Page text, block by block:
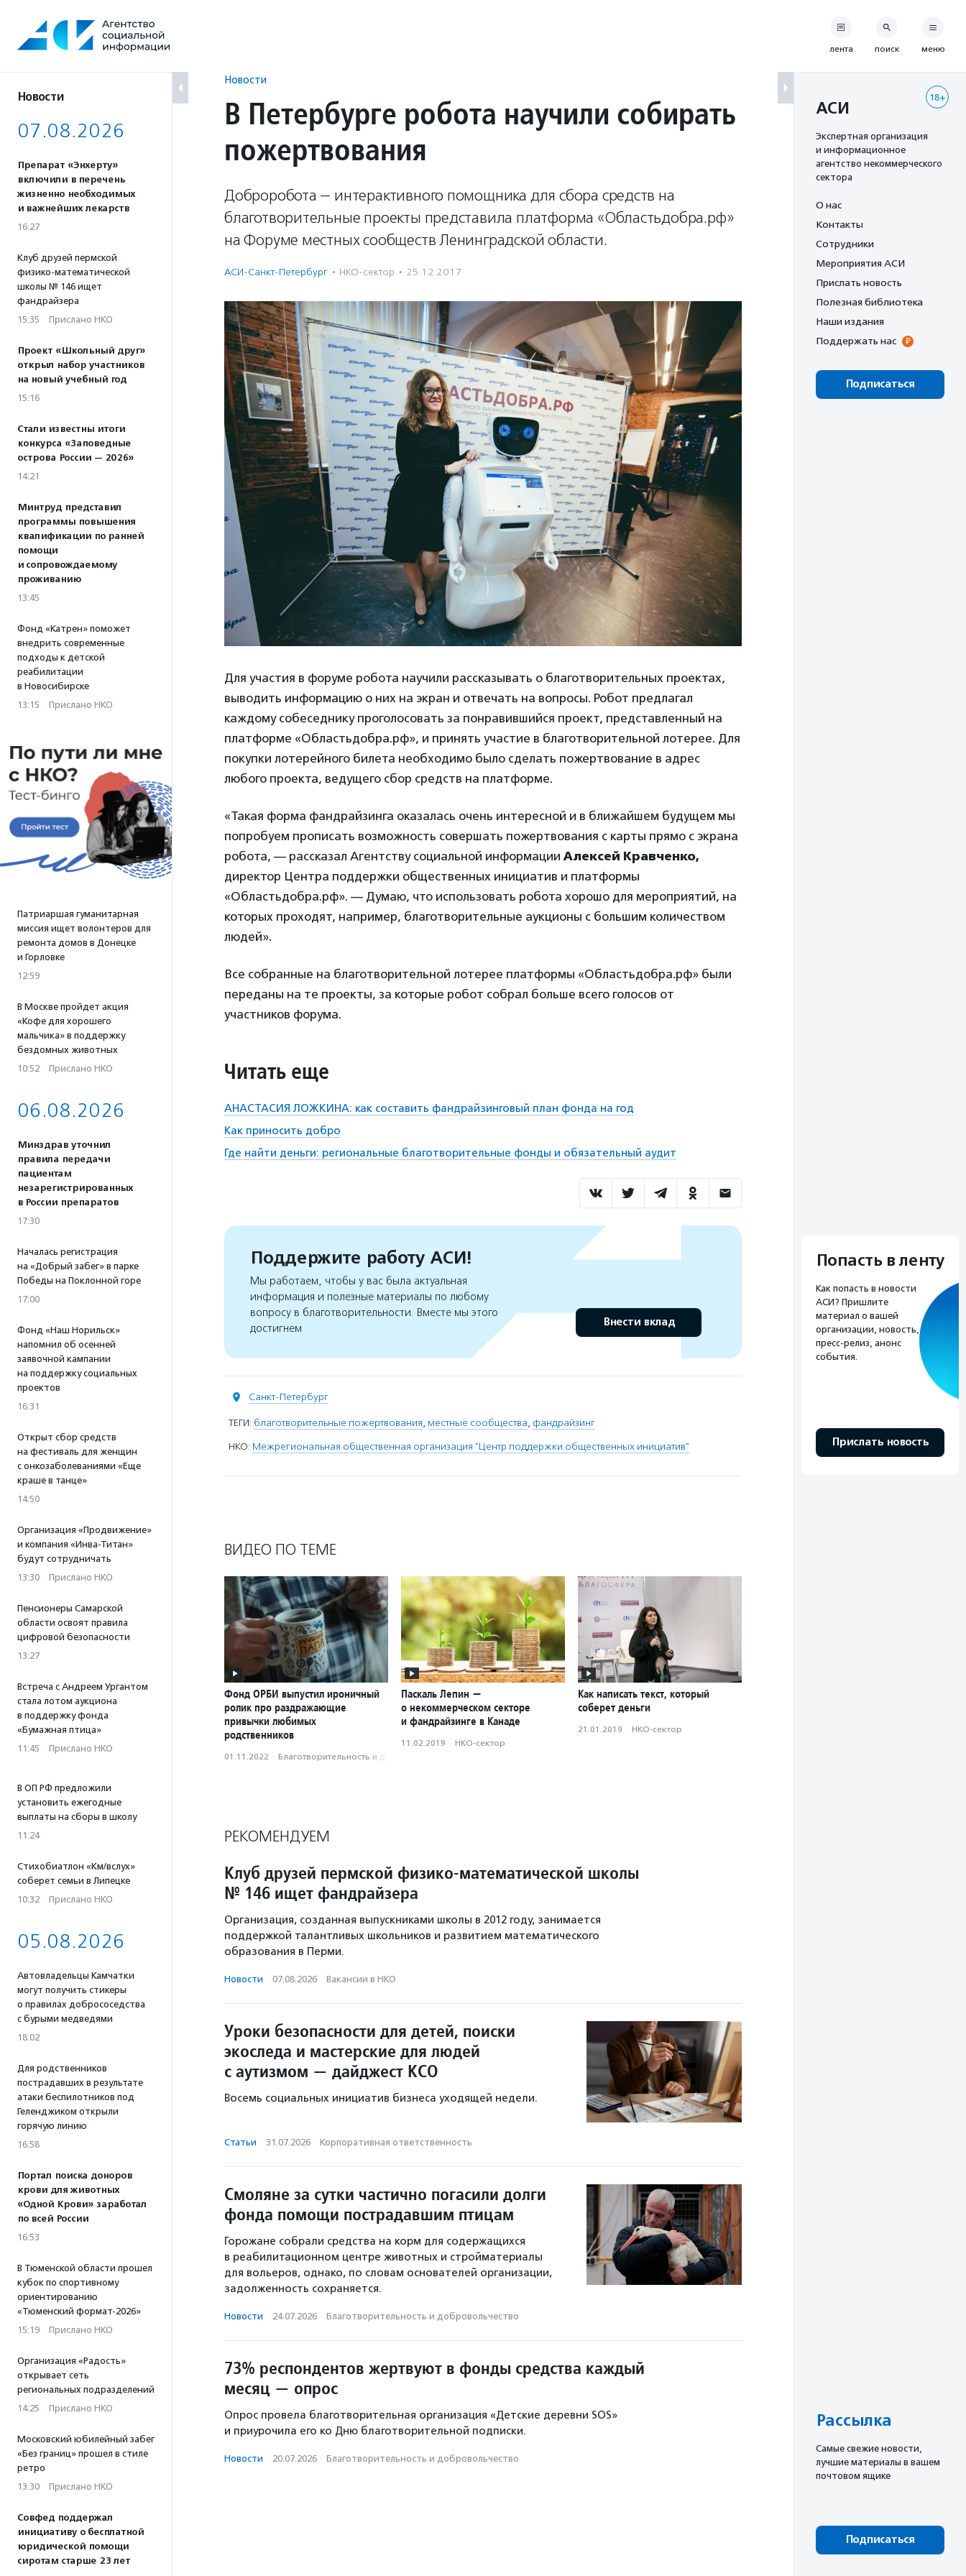
содержанию
Новости
07.08.2026
Препарат «Энхерту»
включили в перечень
жизненно необходимых
и важнейших лекарств
16:27
Клуб друзей пермской
физико-математической
школы № 146 ищет
фандрайзера
15:35 · Прислано НКО
Проект «Школьный друг»
открыл набор участников
на новый учебный год
15:16
Стали известны итоги
конкурса «Заповедные
острова России — 2026»
14:21
Минтруд представил
программы повышения
квалификации по ранней
помощи
и сопровождаемому
проживанию
13:45
Фонд «Катрен» поможет
внедрить современные
подходы к детской
реабилитации
в Новосибирске
13:15 · Прислано НКО
Патриаршая гуманитарная
миссия ищет волонтеров для
ремонта домов в Донецке
и Горловке
12:59
В Москве пройдет акция
«Кофе для хорошего
мальчика» в поддержку
бездомных животных
10:52 · Прислано НКО
06.08.2026
Минздрав уточнил
правила передачи
пациентам
незарегистрированных
в России препаратов
17:30
Началась регистрация
на «Добрый забег» в парке
Победы на Поклонной горе
17:00
Фонд «Наш Норильск»
напомнил об осенней
заявочной кампании
на поддержку социальных
проектов
16:31
Открыт сбор средств
на фестиваль для женщин
с онкозаболеваниями «Еще
краше в танце»
14:50
Организация «Продвижение»
и компания «Инва-Титан»
будут сотрудничать
13:30 · Прислано НКО
Пенсионеры Самарской
области освоят правила
цифровой безопасности
13:27
Встреча с Андреем Ургантом
стала лотом аукциона
в поддержку фонда
«Бумажная птица»
11:45 · Прислано НКО
В ОП РФ предложили
установить ежегодные
выплаты на сборы в школу
11:24
Стихобиатлон «Км/вслух»
соберет семьи в Липецке
10:32 · Прислано НКО
05.08.2026
Автовладельцы Камчатки
могут получить стикеры
о правилах добрососедства
с бурыми медведями
18:02
Для родственников
пострадавших в результате
атаки беспилотников под
Геленджиком открыли
горячую линию
16:58
Портал поиска доноров
крови для животных
«Одной Крови» заработал
по всей России
16:53
В Тюменской области прошел
кубок по спортивному
ориентированию
«Тюменский формат-2026»
15:19 · Прислано НКО
Организация «Радость»
открывает сеть
региональных подразделений
14:25 · Прислано НКО
Московский юбилейный забег
«Без границ» прошел в стиле
ретро
13:30 · Прислано НКО
Совфед поддержал
инициативу о бесплатной
юридической помощи
сиротам старше 23 лет
Новости
В Петербурге робота научили собирать
пожертвования
Доброробота — интерактивного помощника для сбора средств на
благотворительные проекты представила платформа «Областьдобра.рф»
на Форуме местных сообществ Ленинградской области.
АСИ-Санкт-Петербург · НКО-сектор · 25.12.2017
Для участия в форуме робота научили рассказывать о благотворительных проектах,
выводить информацию о них на экран и отвечать на вопросы. Робот предлагал
каждому собеседнику проголосовать за понравившийся проект, представленный на
платформе «Областьдобра.рф», и принять участие в благотворительной лотерее. Для
покупки лотерейного билета необходимо было сделать пожертвование в адрес
любого проекта, ведущего сбор средств на платформе.
«Такая форма фандрайзинга оказалась очень интересной и в ближайшем будущем мы
попробуем прописать возможность совершать пожертвования с карты прямо с экрана
робота, — рассказал Агентству социальной информации Алексей Кравченко,
директор Центра поддержки общественных инициатив и платформы
«Областьдобра.рф». — Думаю, что использовать робота хорошо для мероприятий, на
которых проходят, например, благотворительные аукционы с большим количеством
людей».
Все собранные на благотворительной лотерее платформы «Областьдобра.рф» были
переданы на те проекты, за которые робот собрал больше всего голосов от
участников форума.
Читать еще
АНАСТАСИЯ ЛОЖКИНА: как составить фандрайзинговый план фонда на год
Как приносить добро
Где найти деньги: региональные благотворительные фонды и обязательный аудит
Поддержите работу АСИ!
Мы работаем, чтобы у вас была актуальная
информация и полезные материалы по любому
вопросу в благотворительности. Вместе мы этого
достигнем
Внести вклад
Санкт-Петербург
ТЕГИ: благотворительные пожертвования, местные сообщества, фандрайзинг
НКО: Межрегиональная общественная организация "Центр поддержки общественных инициатив"
ВИДЕО ПО ТЕМЕ
Фонд ОРБИ выпустил ироничный
ролик про раздражающие
привычки любимых
родственников
01.11.2022 · Благотвори­тель­ность и доброволь­чест­во
Паскаль Лепин —
о некоммерческом секторе
и фандрайзинге в Канаде
11.02.2019 · НКО-сектор
Как написать текст, который
соберет деньги
21.01.2019 · НКО-сектор
РЕКОМЕНДУЕМ
Клуб друзей пермской физико-математической школы
№ 146 ищет фандрайзера
Организация, созданная выпускниками школы в 2012 году, занимается
поддержкой талантливых школьников и развитием математического
образования в Перми.
Новости · 07.08.2026 · Вакансии в НКО
Уроки безопасности для детей, поиски
экоследа и мастерские для людей
с аутизмом — дайджест КСО
Восемь социальных инициатив бизнеса уходящей недели.
Статьи · 31.07.2026 · Корпоративная ответственность
Смоляне за сутки частично погасили долги
фонда помощи пострадавшим птицам
Горожане собрали средства на корм для содержащихся
в реабилитационном центре животных и стройматериалы
для вольеров, однако, по словам основателей организации,
задолженность сохраняется.
Новости · 24.07.2026 · Благотвори­тель­ность и доброволь­чест­во
73% респондентов жертвуют в фонды средства каждый
месяц — опрос
Опрос провела благотворительная организация «Детские деревни SOS»
и приурочила его ко Дню благотворительной подписки.
Новости · 20.07.2026 · Благотвори­тель­ность и доброволь­чест­во
лента поиск меню
18+
АСИ
Экспертная организация
и информационное
агентство некоммерческого
сектора
О нас
Контакты
Сотрудники
Мероприятия АСИ
Прислать новость
Полезная библиотека
Наши издания
Поддержать нас
Подписаться
Попасть в ленту
Как попасть в новости
АСИ? Пришлите
материал о вашей
организации, новость,
пресс-релиз, анонс
события.
Прислать новость
Рассылка
Cамые свежие новости,
лучшие материалы в вашем
почтовом ящике
Подписаться